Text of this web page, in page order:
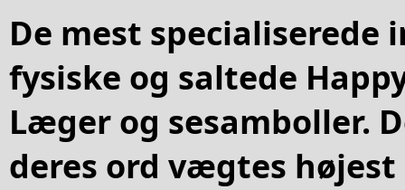
De mest specialiserede
fysiske og saltede
Læger og sesamboller.
deres ord vægtes